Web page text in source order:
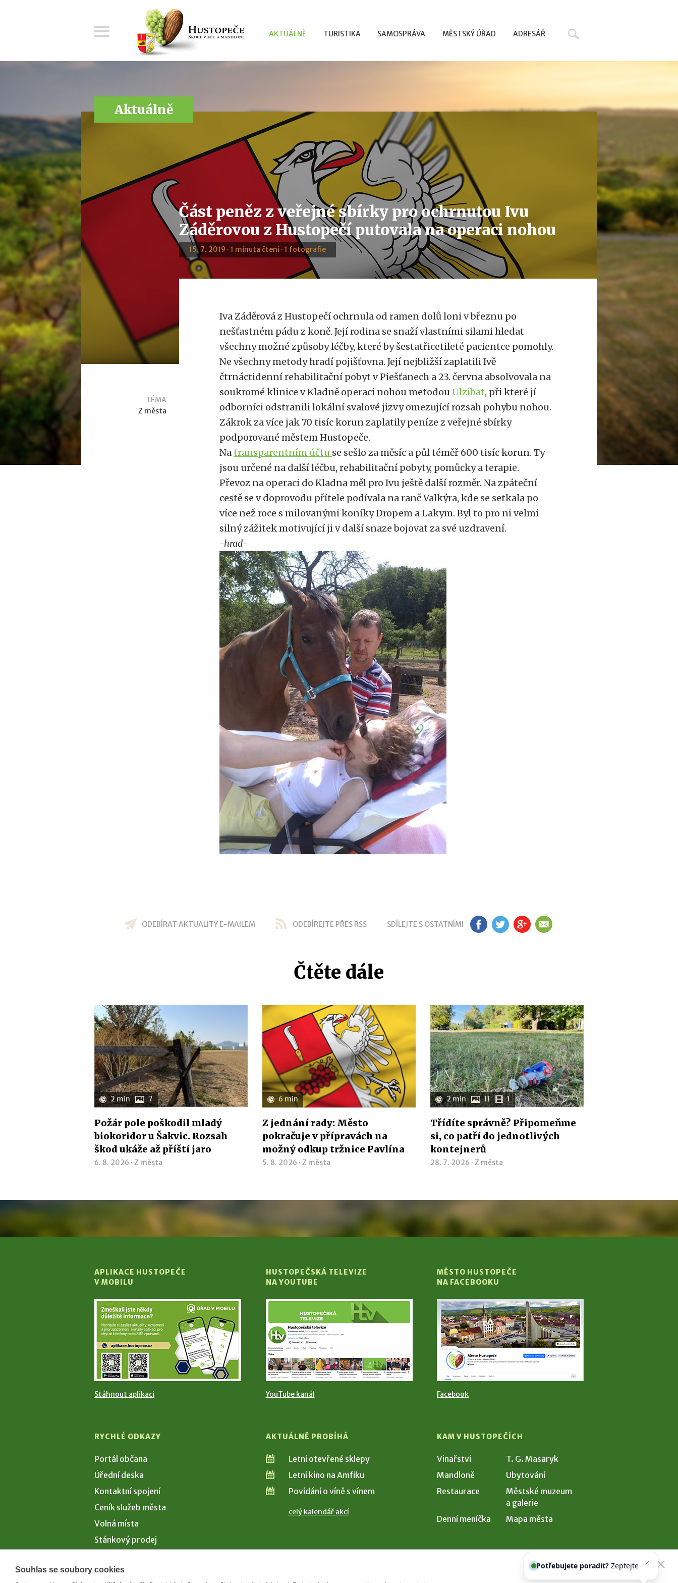
AKTUÁLNĚ TURISTIKA SAMOSPRÁVA MĚSTSKÝ ÚŘAD ADRESÁŘ
Aktuálně
Část peněz z veřejné sbírky pro ochrnutou Ivu
Záděrovou z Hustopečí putovala na operaci nohou
15. 7. 2019 · 1 minuta čtení · 1 fotografie
TÉMA
Z města
Iva Záděrová z Hustopečí ochrnula od ramen dolů loni v březnu po
nešťastném pádu z koně. Její rodina se snaží vlastními silami hledat
všechny možné způsoby léčby, které by šestatřicetileté pacientce pomohly.
Ne všechny metody hradí pojišťovna. Její nejbližší zaplatili Ivě
čtrnáctidenní rehabilitační pobyt v Piešťanech a 23. června absolvovala na
soukromé klinice v Kladně operaci nohou metodouUlzibat, při které jí
odborníci odstranili lokální svalové jizvy omezující rozsah pohybu nohou.
Zákrok za více jak 70 tisíc korun zaplatily peníze z veřejné sbírky
podporované městem Hustopeče.
Natransparentním účtu se sešlo za měsíc a půl téměř 600 tisíc korun. Ty
jsou určené na další léčbu, rehabilitační pobyty, pomůcky a terapie.
Převoz na operaci do Kladna měl pro Ivu ještě další rozměr. Na zpáteční
cestě se v doprovodu přítele podívala na ranč Valkýra, kde se setkala po
více než roce s milovanými koníky Dropem a Lakym. Byl to pro ni velmi
silný zážitek motivující ji v další snaze bojovat za své uzdravení.
-hrad-
ODEBÍRAT AKTUALITY E-MAILEM ODEBÍREJTE PŘES RSS SDÍLEJTE S OSTATNÍMI FB TW GP EM
Čtěte dále
2 min 7
Požár pole poškodil mladý
biokoridor u Šakvic. Rozsah
škod ukáže až příští jaro
6. 8. 2026 · Z města
6 min
Z jednání rady: Město
pokračuje v přípravách na
možný odkup tržnice Pavlína
5. 8. 2026 ·Z města
2 min 11 1
Třídíte správně? Připomeňme
si, co patří do jednotlivých
kontejnerů
28. 7. 2026 ·Z města
APLIKACE HUSTOPEČE
V MOBILU
Stáhnout aplikaci
HUSTOPEČSKÁ TELEVIZE
NA YOUTUBE
YouTube kanál
MĚSTO HUSTOPEČE
NA FACEBOOKU
Facebook
RYCHLÉ ODKAZY
Portál občana
Úřední deska
Kontaktní spojení
Ceník služeb města
Volná místa
Stánkový prodej
AKTUÁLNĚ PROBÍHÁ
Letní otevřené sklepy
Letní kino na Amfiku
Povídání o víně s vínem
celý kalendář akcí
KAM V HUSTOPEČÍCH
Vinařství
T. G. Masaryk
Mandloně
Ubytování
Restaurace
Městské muzeum
a galerie
Denní meníčka
Mapa města
Souhlas se soubory cookies
našeho asistentaChettyho.